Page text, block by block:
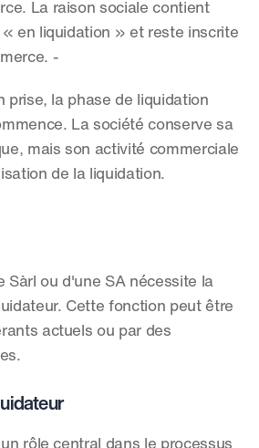
La raison sociale contient
en liquidation » et reste inscrite
-
prise, la phase de liquidation
La société conserve sa
mais son activité commerciale
de la liquidation.
Sàrl ou d'une SA nécessite la
Cette fonction peut être
actuels ou par des
rôle central dans le processus